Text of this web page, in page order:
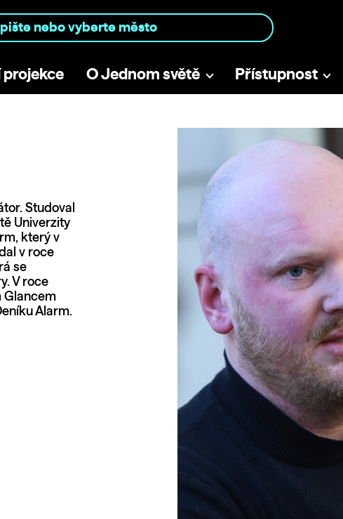
projekce O Jednom světě Přístupnost
Studoval
Univerzity
který v
v roce
se
V roce
Glancem
Alarm.